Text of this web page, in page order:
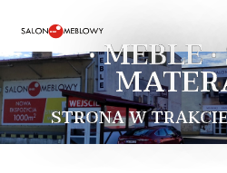
• MEBLE
STRONA W